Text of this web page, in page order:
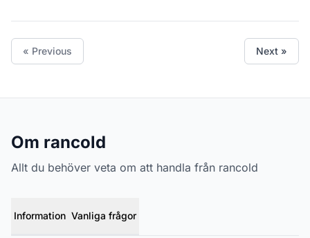
« Previous Next »
Om rancold
Allt du behöver veta om att handla från rancold
Information Vanliga frågor